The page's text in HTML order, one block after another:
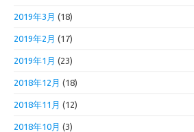
2019年3月 (18)
2019年2月 (17)
2019年1月 (23)
2018年12月 (18)
2018年11月 (12)
2018年10月 (3)